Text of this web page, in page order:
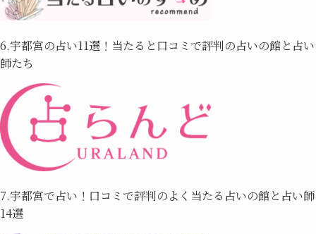
6.宇都宮の占い11選！当たると口コミで評判の占いの館と占い
師たち
7.宇都宮で占い！口コミで評判のよく当たる占いの館と占い師
14選